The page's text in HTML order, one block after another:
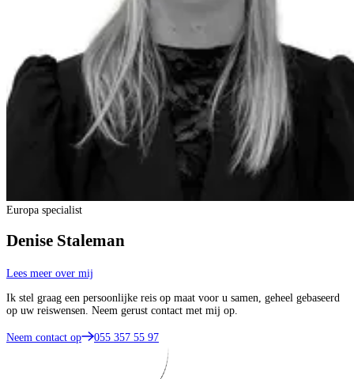
Europa specialist
Denise Staleman
Lees meer over mij
Ik stel graag een persoonlijke reis op maat voor u samen, geheel gebaseerd
op uw reiswensen. Neem gerust contact met mij op.
Neem contact op 055 357 55 97